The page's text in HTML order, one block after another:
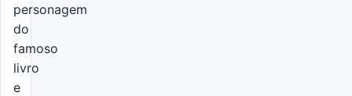
personagem
do
famoso
livro
e